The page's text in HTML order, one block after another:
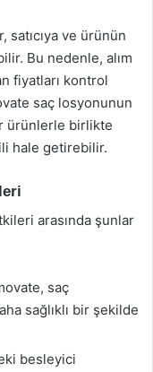
ve ürünün
Bu nedenle, alım
fiyatları kontrol
saç losyonunun
ürünlerle birlikte
hale getirebilir.
arasında şunlar
saç
sağlıklı bir şekilde
besleyici